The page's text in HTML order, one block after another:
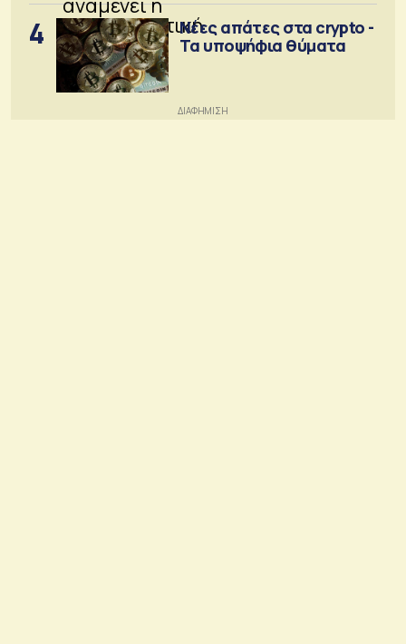
4
Νέες απάτες στα crypto -
Τα υποψήφια θύματα